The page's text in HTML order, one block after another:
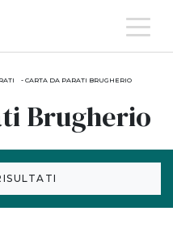
- CARTA DA PARATI BRUGHERIO
Brugherio